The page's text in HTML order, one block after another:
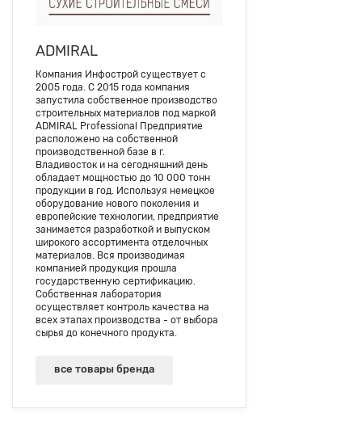
ADMIRAL
Компания Инфострой существует с
2005 года. С 2015 года компания
запустила собственное производство
строительных материалов под маркой
ADMIRAL Professional Предприятие
расположено на собственной
производственной базе в г.
Владивосток и на сегодняшний день
обладает мощностью до 10 000 тонн
продукции в год. Используя немецкое
оборудование нового поколения и
европейские технологии, предприятие
занимается разработкой и выпуском
широкого ассортимента отделочных
материалов. Вся производимая
компанией продукция прошла
государственную сертификацию.
Собственная лаборатория
осуществляет контроль качества на
всех этапах производства - от выбора
сырья до конечного продукта.
все товары бренда